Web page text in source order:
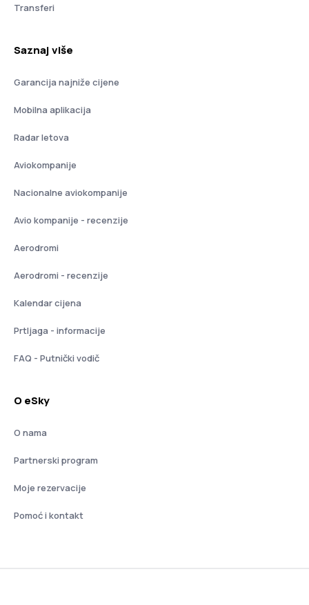
Transferi
Saznaj više
Garancija najniže cijene
Mobilna aplikacija
Radar letova
Aviokompanije
Nacionalne aviokompanije
Avio kompanije - recenzije
Aerodromi
Aerodromi - recenzije
Kalendar cijena
Prtljaga - informacije
FAQ - Putnički vodič
O eSky
O nama
Partnerski program
Moje rezervacije
Pomoć i kontakt